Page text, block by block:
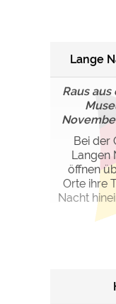
Lange
Raus
Bei der
Langen
öffnen
Orte ihre
Nacht